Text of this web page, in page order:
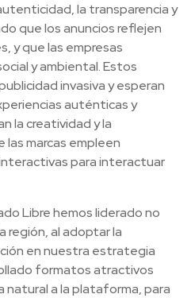
la transparencia y
que los anuncios reflejen
y que las empresas
y ambiental. Estos
invasiva y esperan
auténticas y
la creatividad y la
las marcas empleen
para interactuar
Libre hemos liderado no
región, al adoptar la
en nuestra estrategia
formatos atractivos
natural a la plataforma, para